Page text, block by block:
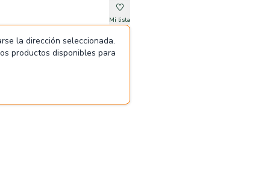
Mi lista
la dirección seleccionada.
productos disponibles para